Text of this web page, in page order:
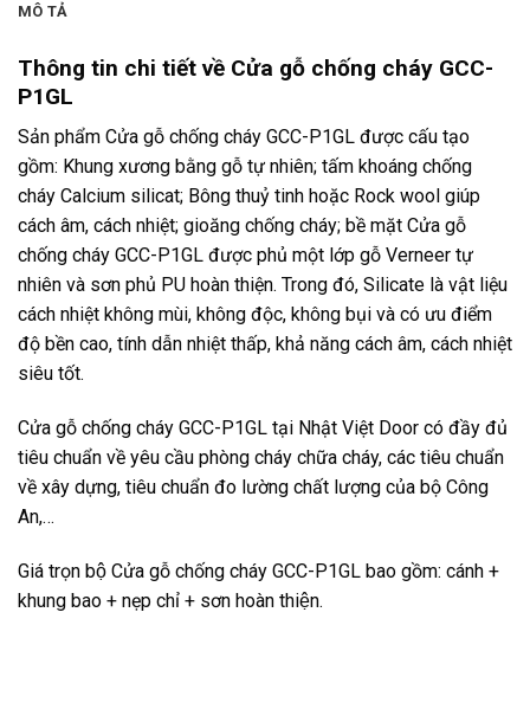
MÔ TẢ
Thông tin chi tiết về Cửa gỗ chống cháy GCC-
P1GL
Sản phẩm Cửa gỗ chống cháy GCC-P1GL được cấu tạo
gồm: Khung xương bằng gỗ tự nhiên; tấm khoáng chống
cháy Calcium silicat; Bông thuỷ tinh hoặc Rock wool giúp
cách âm, cách nhiệt; gioăng chống cháy; bề mặt Cửa gỗ
chống cháy GCC-P1GL được phủ một lớp gỗ Verneer tự
nhiên và sơn phủ PU hoàn thiện. Trong đó, Silicate là vật liệu
cách nhiệt không mùi, không độc, không bụi và có ưu điểm
độ bền cao, tính dẫn nhiệt thấp, khả năng cách âm, cách nhiệt
siêu tốt.
Cửa gỗ chống cháy GCC-P1GL tại Nhật Việt Door có đầy đủ
tiêu chuẩn về yêu cầu phòng cháy chữa cháy, các tiêu chuẩn
về xây dựng, tiêu chuẩn đo lường chất lượng của bộ Công
An,…
Giá trọn bộ Cửa gỗ chống cháy GCC-P1GL bao gồm: cánh +
khung bao + nẹp chỉ + sơn hoàn thiện.